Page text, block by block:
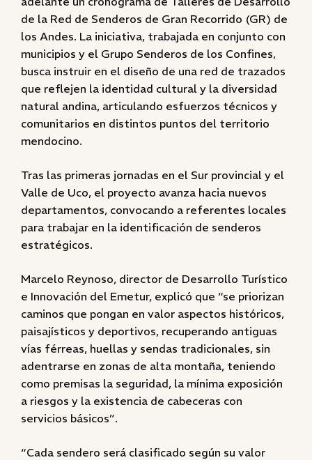
de la Red de Senderos de Gran Recorrido (GR) de
los Andes. La iniciativa, trabajada en conjunto con
municipios y el Grupo Senderos de los Confines,
busca instruir en el diseño de una red de trazados
que reflejen la identidad cultural y la diversidad
natural andina, articulando esfuerzos técnicos y
comunitarios en distintos puntos del territorio
mendocino.
Tras las primeras jornadas en el Sur provincial y el
Valle de Uco, el proyecto avanza hacia nuevos
departamentos, convocando a referentes locales
para trabajar en la identificación de senderos
estratégicos.
Marcelo Reynoso, director de Desarrollo Turístico
e Innovación del Emetur, explicó que “se priorizan
caminos que pongan en valor aspectos históricos,
paisajísticos y deportivos, recuperando antiguas
vías férreas, huellas y sendas tradicionales, sin
adentrarse en zonas de alta montaña, teniendo
como premisas la seguridad, la mínima exposición
a riesgos y la existencia de cabeceras con
servicios básicos”.
“Cada sendero será clasificado según su valor